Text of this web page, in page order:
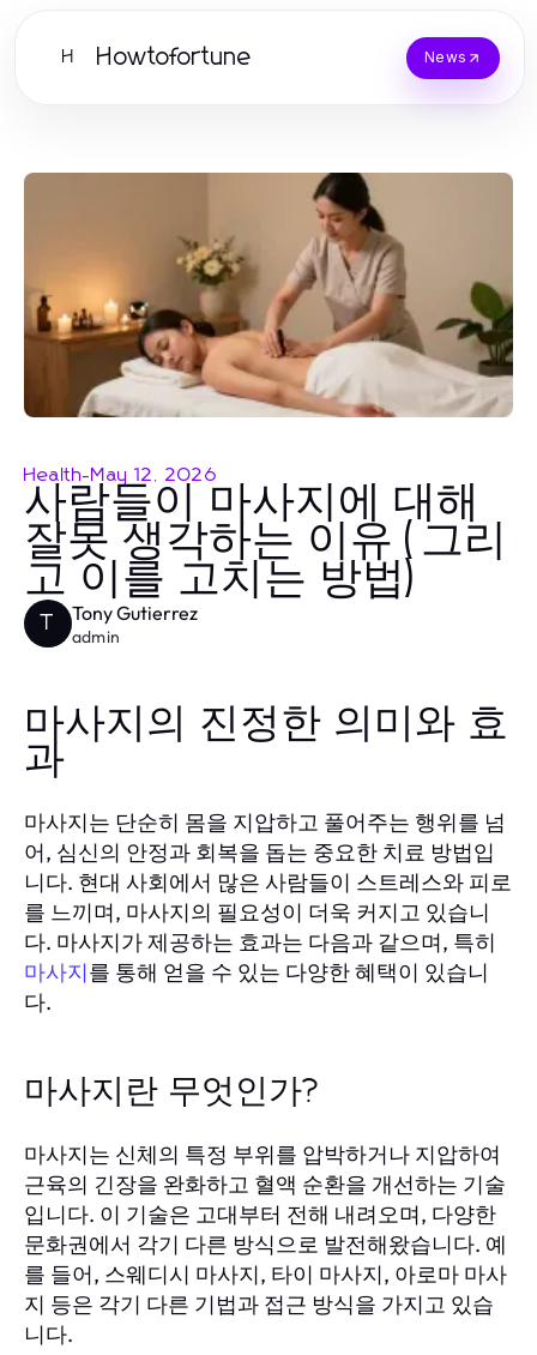
H Howtofortune News
Health-May 12, 2026
사람들이 마사지에 대해
잘못 생각하는 이유 (그리
고 이를 고치는 방법)
T Tony Gutierrez
admin
마사지의 진정한 의미와 효
과
마사지는 단순히 몸을 지압하고 풀어주는 행위를 넘
어, 심신의 안정과 회복을 돕는 중요한 치료 방법입
니다. 현대 사회에서 많은 사람들이 스트레스와 피로
를 느끼며, 마사지의 필요성이 더욱 커지고 있습니
다. 마사지가 제공하는 효과는 다음과 같으며, 특히
마사지를 통해 얻을 수 있는 다양한 혜택이 있습니
다.
마사지란 무엇인가?
마사지는 신체의 특정 부위를 압박하거나 지압하여
근육의 긴장을 완화하고 혈액 순환을 개선하는 기술
입니다. 이 기술은 고대부터 전해 내려오며, 다양한
문화권에서 각기 다른 방식으로 발전해왔습니다. 예
를 들어, 스웨디시 마사지, 타이 마사지, 아로마 마사
지 등은 각기 다른 기법과 접근 방식을 가지고 있습
니다.